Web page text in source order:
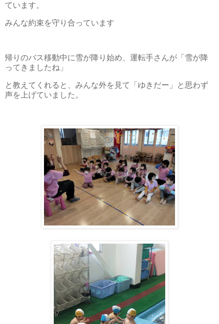
ています。
みんな約束を守り合っています
帰りのバス移動中に雪が降り始め、運転手さんが「雪が降
ってきましたね」
と教えてくれると、みんな外を見て「ゆきだー」と思わず
声を上げていました。